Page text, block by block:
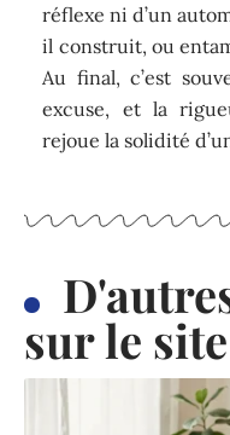
réflexe ni d’un
il construit, ou
Au final, c’est
excuse, et la
rejoue la solidité
sur le site